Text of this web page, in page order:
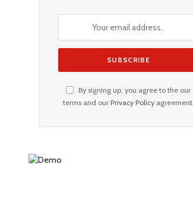
By signing up, you agree to the our
terms and our Privacy Policyagreement.